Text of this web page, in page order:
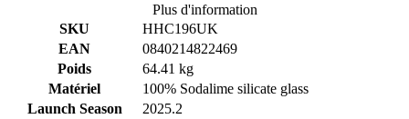
Plus d'information
SKU
HHC196UK
EAN
0840214822469
Poids
64.41 kg
Matériel
100% Sodalime silicate glass
Launch Season
2025.2